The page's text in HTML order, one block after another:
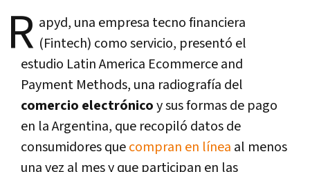
R apyd, una empresa tecno financiera
(Fintech) como servicio, presentó el
estudio Latin America Ecommerce and
Payment Methods, una radiografía del
comercio electrónicoy sus formas de pago
en la Argentina, que recopiló datos de
consumidores quecompran en línea al menos
una vez al mes y que participan en las